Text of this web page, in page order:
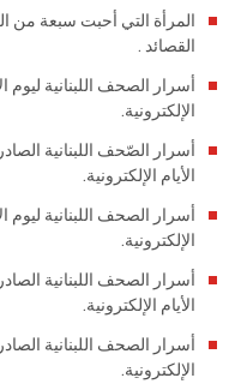
المرأة التي أحبت سبعة
القصائد .
الإلكترونية.
الأيام الإلكترونية.
الإلكترونية.
الأيام الإلكترونية.
الإلكترونية.